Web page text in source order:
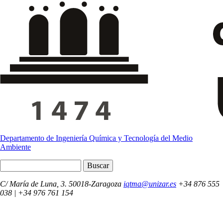
Departamento de Ingeniería Química y Tecnología del Medio
Ambiente
C/ María de Luna, 3. 50018-Zaragoza iqtma@unizar.es +34 876 555
038 | +34 976 761 154